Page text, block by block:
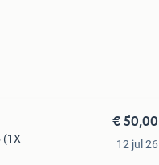
(1X
€ 50,00
12 jul 26